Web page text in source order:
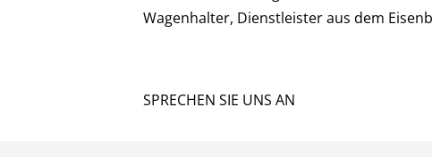
Wagenhalter, Dienstleister aus dem
SPRECHEN SIE UNS AN